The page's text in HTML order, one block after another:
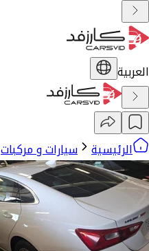
العربية
الرئيسية سيارات و مركبات